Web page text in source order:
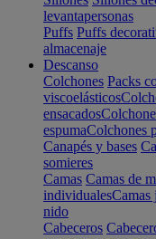
levantapersonas
Puffs Puffs
almacenaje
Descanso
Colchones Packs
viscoelásticos
ensacados
espumaColchones
Canapés y bases
somieres
Camas Camas de
individualesCamas
nido
Cabeceros